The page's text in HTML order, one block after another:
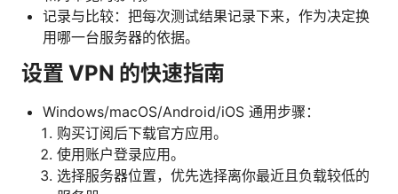
记录与比较：把每次测试结果记录下来，作为决定换
用哪一台服务器的依据。
设置 VPN 的快速指南
Windows/macOS/Android/iOS 通用步骤：
购买订阅后下载官方应用。
使用账户登录应用。
选择服务器位置，优先选择离你最近且负载较低的